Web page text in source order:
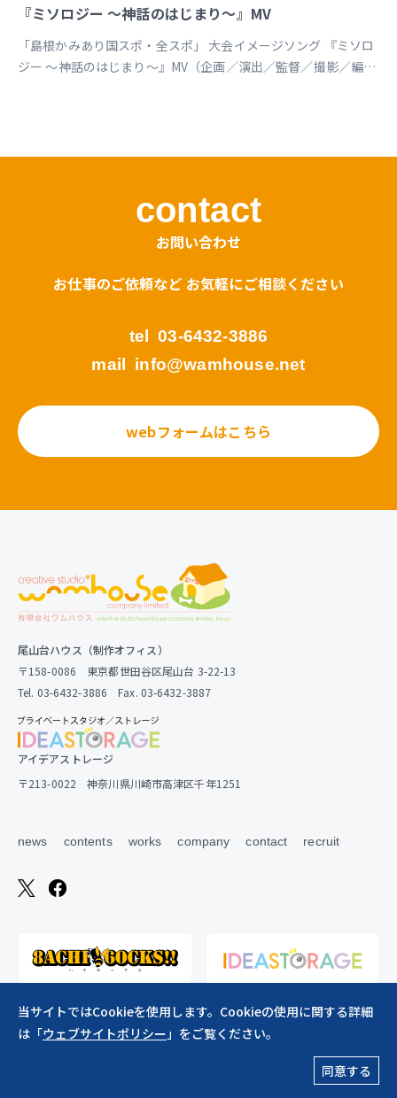
『ミソロジー ～神話のはじまり～』MV
「島根かみあり国スポ・全スポ」 大会イメージソング 『ミソロ
ジー ～神話のはじまり～』MV（企画／演出／監督／撮影／編
contact
お問い合わせ
お仕事のご依頼など お気軽にご相談ください
tel 03-6432-3886
mail info@wamhouse.net
webフォームはこちら
尾山台ハウス（制作オフィス）
〒158-0086 東京都世田谷区尾山台 3-22-13
Tel. 03-6432-3886 Fax. 03-6432-3887
アイデアストレージ
〒213-0022 神奈川県川崎市高津区千年1251
news contents works company contact recruit
Copylight ©︎2026 creative studio*wamhouse co., ltd. All Rights Reserved.
同意する
当サイトではCookieを使用します。Cookieの使用に関する詳細
は「ウェブサイトポリシー」をご覧ください。